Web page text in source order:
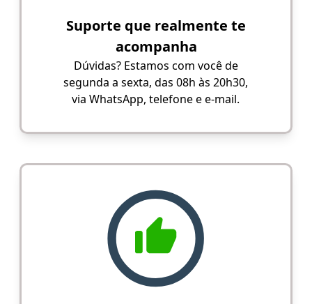
Suporte que realmente te
acompanha
Dúvidas? Estamos com você de
segunda a sexta, das 08h às 20h30,
via WhatsApp, telefone e e-mail.